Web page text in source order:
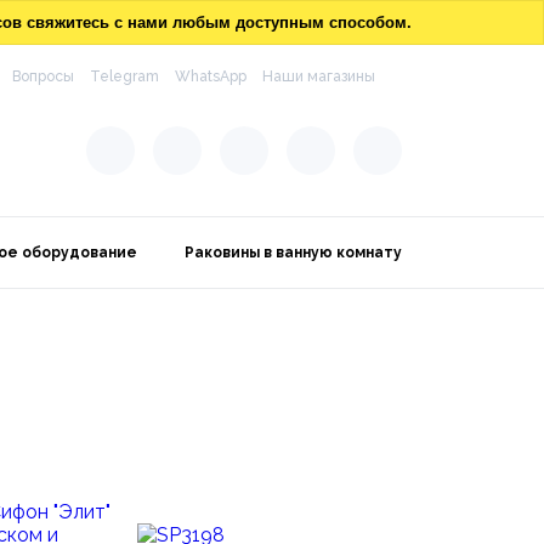
свяжитесь с нами любым доступным способом.
Вопросы Telegram WhatsApp Наши магазины
оборудование Раковины в ванную комнату